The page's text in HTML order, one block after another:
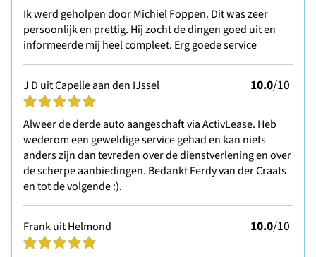
Ik werd geholpen door Michiel Foppen. Dit was zeer
persoonlijk en prettig. Hij zocht de dingen goed uit en
informeerde mij heel compleet. Erg goede service
J D uit Capelle aan den IJssel 10.0/10
Alweer de derde auto aangeschaft via ActivLease. Heb
wederom een geweldige service gehad en kan niets
anders zijn dan tevreden over de dienstverlening en over
de scherpe aanbiedingen. Bedankt Ferdy van der Craats
en tot de volgende :).
Frank uit Helmond 10.0/10